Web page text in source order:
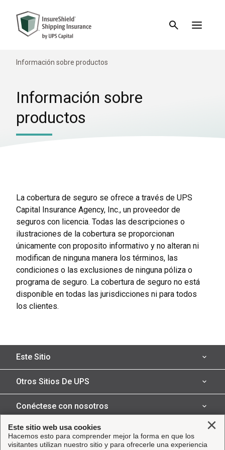
Información sobre productos
Información sobre
productos
La cobertura de seguro se ofrece a través de UPS
Capital Insurance Agency, Inc., un proveedor de
seguros con licencia. Todas las descripciones o
ilustraciones de la cobertura se proporcionan
únicamente con proposito informativo y no alteran ni
modifican de ninguna manera los términos, las
condiciones o las exclusiones de ninguna póliza o
programa de seguro. La cobertura de seguro no está
disponible en todas las jurisdicciones ni para todos
los clientes.
Este Sitio
Seguro de transporte
Socios
Otros Sitios De UPS
UPS Capital
Parcel Pro
UPS
Conéctese con nosotros
Facebook
Legal
Este sitio web usa cookies
Hacemos esto para comprender mejor la forma en que los
visitantes utilizan nuestro sitio y para ofrecerle una experiencia